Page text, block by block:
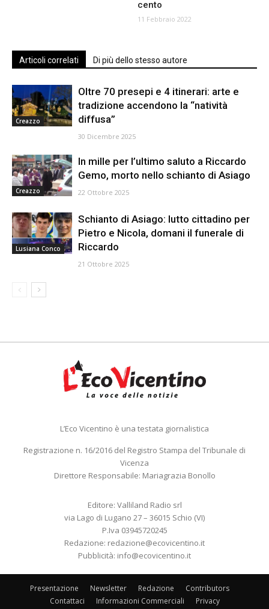
cento
11 Febbraio 2022
Articoli correlati Di più dello stesso autore
Creazzo
Oltre 70 presepi e 4 itinerari: arte e
tradizione accendono la “natività
diffusa”
30 Dicembre 2025
Creazzo
In mille per l’ultimo saluto a Riccardo
Gemo, morto nello schianto di Asiago
22 Ottobre 2025
Lusiana Conco
Schianto di Asiago: lutto cittadino per
Pietro e Nicola, domani il funerale di
Riccardo
21 Ottobre 2025
L’Eco Vicentino è una testata giornalistica
Registrazione n. 16/2016 del Registro Stampa del Tribunale di
Vicenza
Direttore Responsabile: Mariagrazia Bonollo
Editore: Valliland Radio srl
via Lago di Lugano 27 – 36015 Schio (VI)
P.Iva 03945720245
Redazione: redazione@ecovicentino.it
Pubblicità: info@ecovicentino.it
Presentazione Newsletter Redazione
Contributors
Contattaci
Informazioni Commerciali Privacy